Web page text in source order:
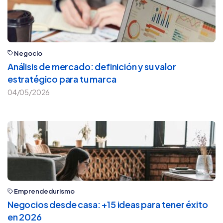
Negocio
Análisis de mercado: definición y su valor
estratégico para tu marca
04/05/2026
Emprendedurismo
Negocios desde casa: +15 ideas para tener éxito
en 2026